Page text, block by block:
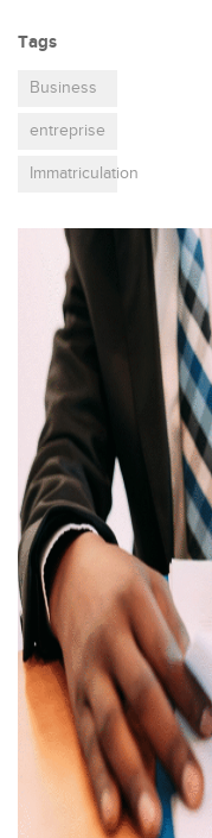
Tags
Business
entreprise
Immatriculation